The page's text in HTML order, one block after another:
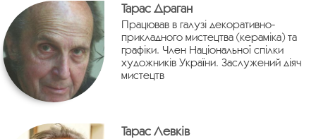
Тарас Драган
Працював в галузі декоративно-
прикладного мистецтва (кераміка) та
графіки. Член Національної спілки
художників України. Заслужений діяч
мистецтв
Тарас Левків